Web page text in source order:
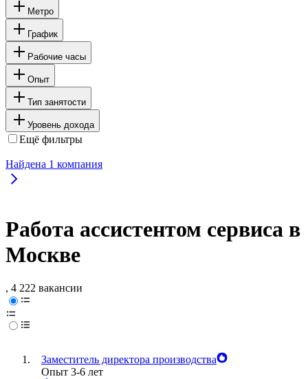
Метро
График
Рабочие часы
Опыт
Тип занятости
Уровень дохода
Ещё фильтры
Найдена 1 компания
Работа ассистентом сервиса в
Москве
, 4 222 вакансии
Заместитель директора производства
Опыт 3-6 лет